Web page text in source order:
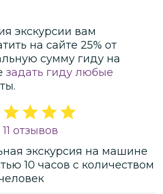
экскурсии вам
на сайте 25% от
сумму гиду на
задать гиду любые
11 отзывов
экскурсия на машине
10 часов с количеством